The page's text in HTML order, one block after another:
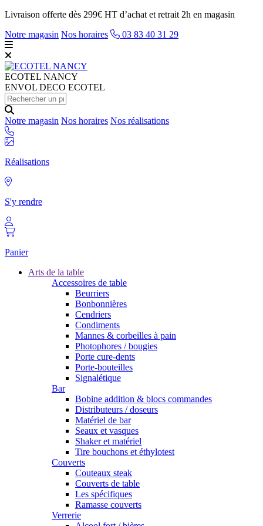
Livraison offerte dès 299€ HT d’achat et retrait 2h en magasin
Notre magasin Nos horaires 03 83 40 31 29
ECOTEL NANCY
ENVOL DECO ECOTEL
Notre magasin Nos horaires Nos réalisations
Réalisations
S'y rendre
Panier
Arts de la table
Accessoires de table
Beurriers
Bonbonnières
Cendriers
Condiments
Mannes & corbeilles à pain
Photophores / bougies
Porte cure-dents
Porte-bouteilles
Signalétique
Bar
Bobine addition & blocs commandes
Distributeurs / doseurs
Matériel de bar
Seaux et vasques
Shaker et matériel
Tire bouchons et éthylotest
Couverts
Couteaux steak
Couverts de table
Les spécifiques
Ramasse couverts
Verrerie